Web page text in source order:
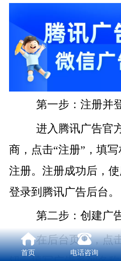
第一步：注册并
进入腾讯广告官
商，点击“注册”，填
注册。注册成功后，
登录到腾讯广告后台。
第二步：创建广
在后台页面，点
首页 电话咨询